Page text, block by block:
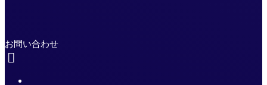
お問い合わせ